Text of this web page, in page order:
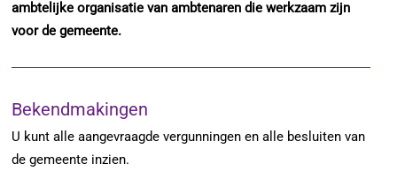
ambtelijke organisatie van ambtenaren die werkzaam zijn
voor de gemeente.
Bekendmakingen
U kunt alle aangevraagde vergunningen en alle besluiten van
de gemeente inzien.